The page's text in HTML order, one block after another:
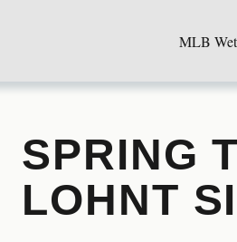
MLB
SPRING
LOHNT